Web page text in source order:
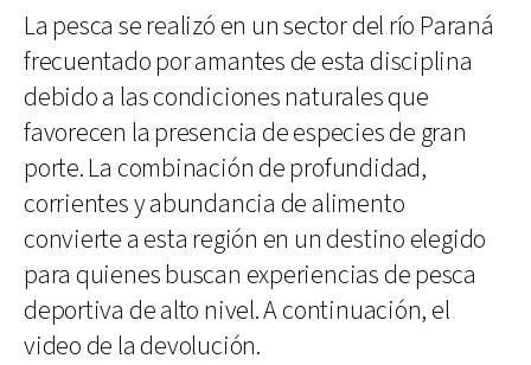
La pesca se realizó en un sector del río Paraná
frecuentado por amantes de esta disciplina
debido a las condiciones naturales que
favorecen la presencia de especies de gran
porte. La combinación de profundidad,
corrientes y abundancia de alimento
convierte a esta región en un destino elegido
para quienes buscan experiencias de pesca
deportiva de alto nivel. A continuación, el
video de la devolución.